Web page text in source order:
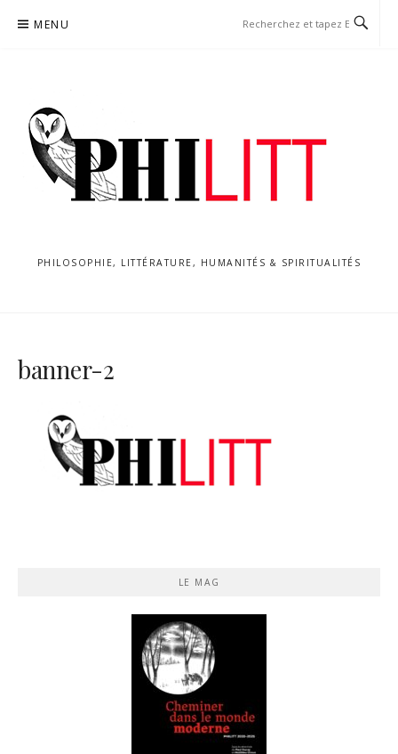
MENU
PHILOSOPHIE, LITTÉRATURE, HUMANITÉS & SPIRITUALITÉS
banner-2
LE MAG